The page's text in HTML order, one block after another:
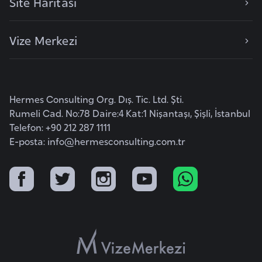
Vize Merkezi
Hermes Consulting Org. Dış. Tic. Ltd. Şti.
Rumeli Cad. No:78 Daire:4 Kat:1 Nişantaşı, Şişli, İstanbul
Telefon: +90 212 287 1111
E-posta: info@hermesconsulting.com.tr
F
s
a
d
e
k